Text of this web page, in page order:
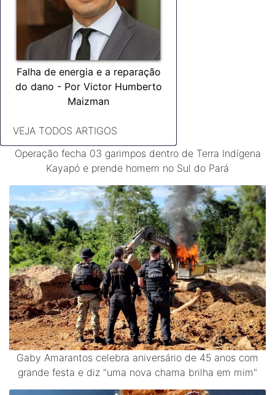
Falha de energia e a reparação
do dano - Por Victor Humberto
Maizman
VEJA TODOS ARTIGOS
Operação fecha 03 garimpos dentro de Terra Indígena
Kayapó e prende homem no Sul do Pará
Gaby Amarantos celebra aniversário de 45 anos com
grande festa e diz "uma nova chama brilha em mim"